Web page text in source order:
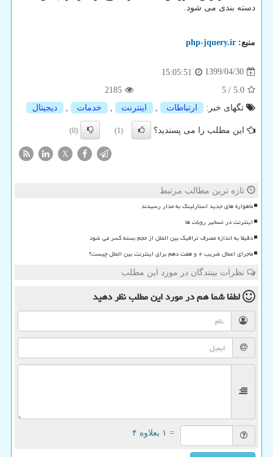
دسته بندی می شود.
منبع: php-jquery.ir
1399/04/30
15:05:51
5.0
/
5
2185
تگهای خبر:
ارتباطات , اینترنت , خدمات , دیجیتال
این مطلب را می پسندید؟ (1)
(0)
X
تازه ترین مطالب مرتبط
ماهواره های جدید استارلینک به مدار رسیدند
اینترنت در تسخیر روبات ها
دقیقا به اندازه مصرف ترافیک بین الملل از حجم بسته کسر می شود
ماجرای اعمال ضریب ۲ و هفت دهم برای اینترنت بین الملل چیست؟
نظرات بینندگان در مورد این مطلب
لطفا شما همدر مورد این مطلبنظر دهید
= ۱ بعلاوه ۴